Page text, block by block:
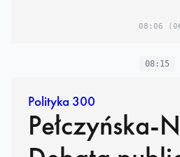
08:06
08:15
Polityka 300
Pełczyńska-